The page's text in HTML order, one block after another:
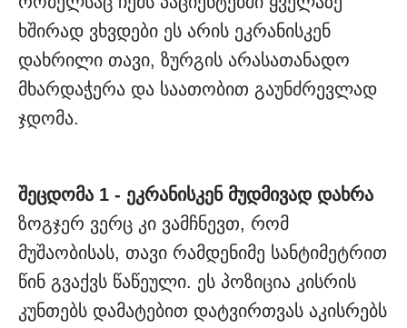
ხშირად ვხვდები ეს არის ეკრანისკენ
დახრილი თავი, ზურგის არასათანადო
მხარდაჭერა და საათობით გაუნძრევლად
ჯდომა.
შეცდომა 1 - ეკრანისკენ მუდმივად დახრა
ზოგჯერ ვერც კი ვამჩნევთ, რომ
მუშაობისას, თავი რამდენიმე სანტიმეტრით
წინ გვაქვს წაწეული. ეს პოზიცია კისრის
კუნთებს დამატებით დატვირთვას აკისრებს